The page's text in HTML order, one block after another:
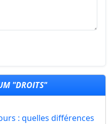
"DROITS"
: quelles différences